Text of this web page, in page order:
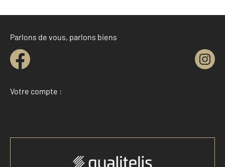
Parlons de vous, parlons biens
Votre compte :
Accéder à mon compte